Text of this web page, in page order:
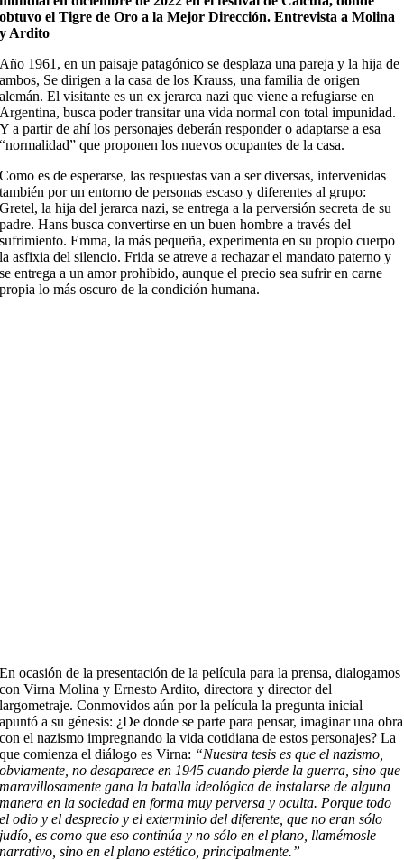
obtuvo el Tigre de Oro a la Mejor Dirección. Entrevista a Molina
y Ardito
Año 1961, en un paisaje patagónico se desplaza una pareja y la hija de
ambos, Se dirigen a la casa de los Krauss, una familia de origen
alemán. El visitante es un ex jerarca nazi que viene a refugiarse en
Argentina, busca poder transitar una vida normal con total impunidad.
Y a partir de ahí los personajes deberán responder o adaptarse a esa
“normalidad” que proponen los nuevos ocupantes de la casa.
Como es de esperarse, las respuestas van a ser diversas, intervenidas
también por un entorno de personas escaso y diferentes al grupo:
Gretel, la hija del jerarca nazi, se entrega a la perversión secreta de su
padre. Hans busca convertirse en un buen hombre a través del
sufrimiento. Emma, la más pequeña, experimenta en su propio cuerpo
la asfixia del silencio. Frida se atreve a rechazar el mandato paterno y
se entrega a un amor prohibido, aunque el precio sea sufrir en carne
propia lo más oscuro de la condición humana.
En ocasión de la presentación de la película para la prensa, dialogamos
con Virna Molina y Ernesto Ardito, directora y director del
largometraje. Conmovidos aún por la película la pregunta inicial
apuntó a su génesis: ¿De donde se parte para pensar, imaginar una obra
con el nazismo impregnando la vida cotidiana de estos personajes? La
que comienza el diálogo es Virna: “Nuestra tesis es que el nazismo,
obviamente, no desaparece en 1945 cuando pierde la guerra, sino que
maravillosamente gana la batalla ideológica de instalarse de alguna
manera en la sociedad en forma muy perversa y oculta. Porque todo
el odio y el desprecio y el exterminio del diferente, que no eran sólo
judío, es como que eso continúa y no sólo en el plano, llamémosle
narrativo, sino en el plano estético, principalmente.”